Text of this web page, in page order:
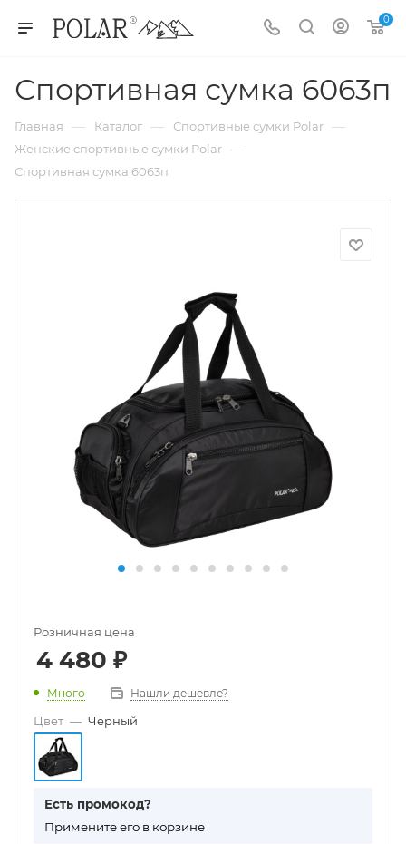
0
Спортивная сумка 6063п
Главная — Каталог — Спортивные сумки Polar —
Женские спортивные сумки Polar —
Спортивная сумка 6063п
Розничная цена
4 480 ₽
Много Нашли дешевле?
Цвет — Черный
Есть промокод?
Примените его в корзине